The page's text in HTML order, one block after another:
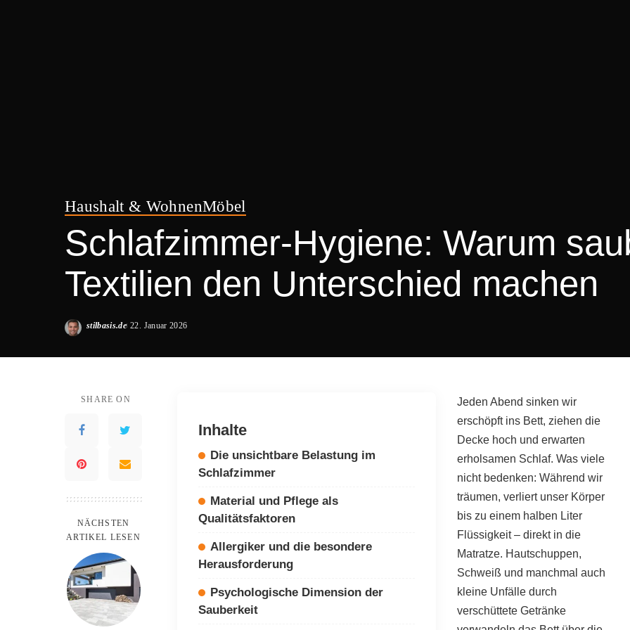
Haushalt & WohnenMöbel
Schlafzimmer-Hygiene: Warum
Textilien den Unterschied machen
Posted
stilbasis.de 22. Januar 2026
SHARE ON
NÄCHSTEN
ARTIKEL LESEN
Inhalte
Die unsichtbare Belastung im
Schlafzimmer
Material und Pflege als
Qualitätsfaktoren
Allergiker und die besondere
Herausforderung
Psychologische Dimension der
Sauberkeit
Jeden Abend sinken wir
erschöpft ins Bett, ziehen die
Decke hoch und erwarten
erholsamen Schlaf. Was viele
nicht bedenken: Während wir
träumen, verliert unser Körper
bis zu einem halben Liter
Flüssigkeit – direkt in die
Matratze. Hautschuppen,
Schweiß und manchmal auch
kleine Unfälle durch
verschüttete Getränke